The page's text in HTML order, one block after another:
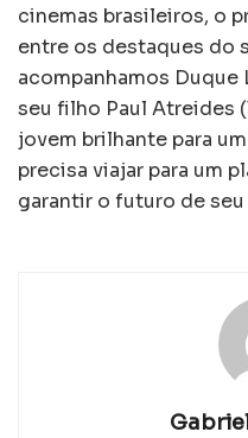
cinemas brasileiros, o
entre os destaques do
acompanhamos
seu filho Paul Atreides
jovem brilhante para
precisa viajar para um
garantir o futuro de seu